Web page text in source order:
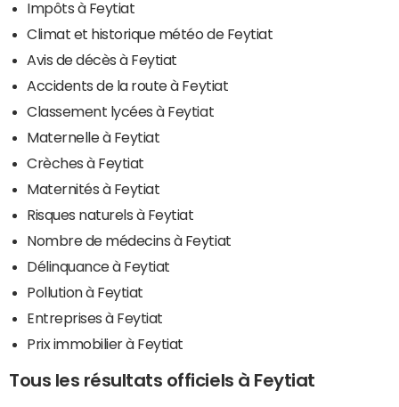
Impôts à Feytiat
Climat et historique météo de Feytiat
Avis de décès à Feytiat
Accidents de la route à Feytiat
Classement lycées à Feytiat
Maternelle à Feytiat
Crèches à Feytiat
Maternités à Feytiat
Risques naturels à Feytiat
Nombre de médecins à Feytiat
Délinquance à Feytiat
Pollution à Feytiat
Entreprises à Feytiat
Prix immobilier à Feytiat
Tous les résultats officiels à Feytiat